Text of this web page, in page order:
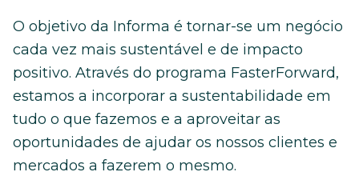
O objetivo da Informa é tornar-se um negócio
cada vez mais sustentável e de impacto
positivo. Através do programa FasterForward,
estamos a incorporar a sustentabilidade em
tudo o que fazemos e a aproveitar as
oportunidades de ajudar os nossos clientes e
mercados a fazerem o mesmo.